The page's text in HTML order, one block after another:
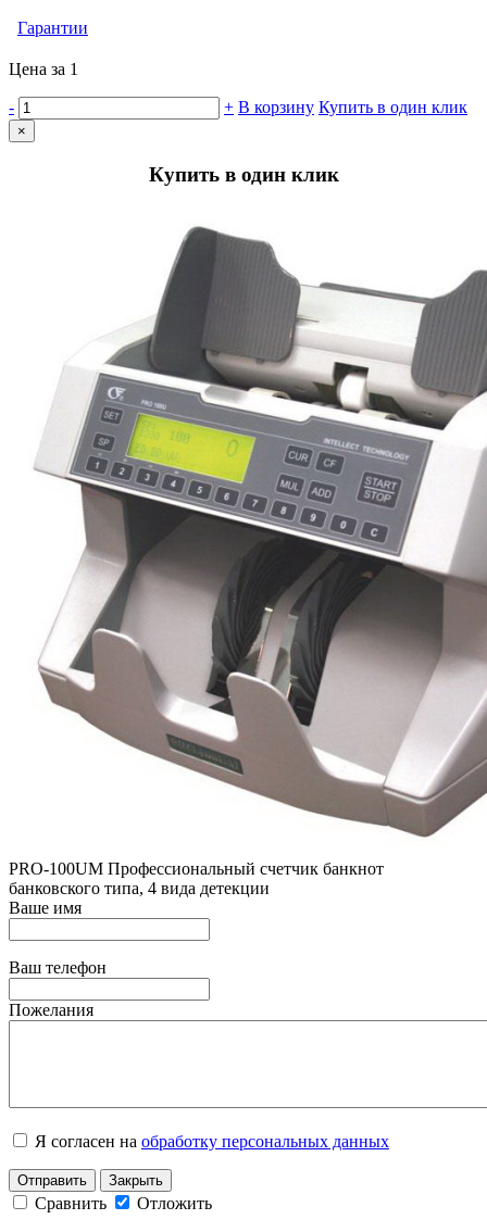
Гарантии
Цена за 1
- + В корзину Купить в один клик
×
Купить в один клик
PRO-100UM Профессиональный счетчик банкнот
банковского типа, 4 вида детекции
Ваше имя
Ваш телефон
Пожелания
Я согласен на обработку персональных данных
Отправить Закрыть
Сравнить Отложить